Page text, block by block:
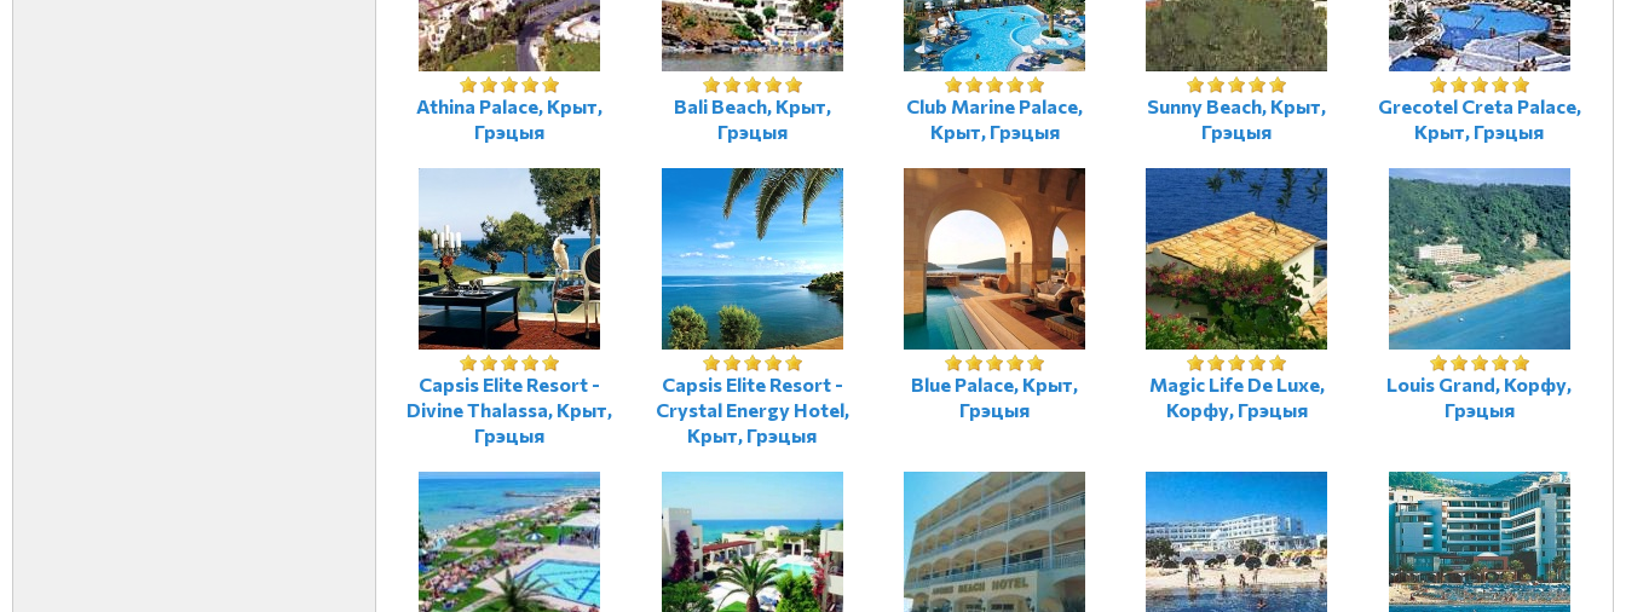
Athina Palace, Крыт,
Грэцыя
Bali Beach, Крыт,
Грэцыя
Club Marine Palace,
Крыт, Грэцыя
Sunny Beach, Крыт,
Грэцыя
Grecotel Creta Palace,
Крыт, Грэцыя
Capsis Elite Resort -
Divine Thalassa, Крыт,
Грэцыя
Capsis Elite Resort -
Crystal Energy Hotel,
Крыт, Грэцыя
Blue Palace, Крыт,
Грэцыя
Magic Life De Luxe,
Корфу, Грэцыя
Louis Grand, Корфу,
Грэцыя